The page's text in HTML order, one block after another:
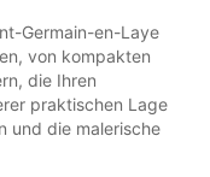
Germain-en-Laye
von kompakten
die Ihren
praktischen Lage
und die malerische